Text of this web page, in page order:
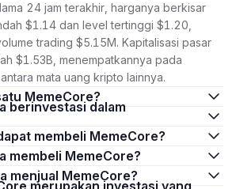
24 jam terakhir, harganya berkisar
$1.14 dan level tertinggi $1.20,
trading $5.15M. Kapitalisasi pasar
$1.53B, menempatkannya pada
mata uang kripto lainnya.
MemeCore?
dapat membeli MemeCore?
membeli MemeCore?
menjual MemeCore?